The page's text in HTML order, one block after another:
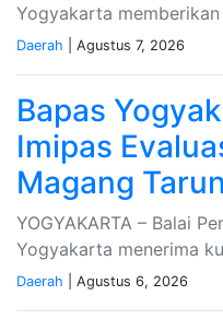
Yogyakarta
Daerah | Agustus 7, 2026
Bapas
Imipas
Magang
YOGYAKARTA – Balai
Yogyakarta menerima
Daerah | Agustus 6, 2026